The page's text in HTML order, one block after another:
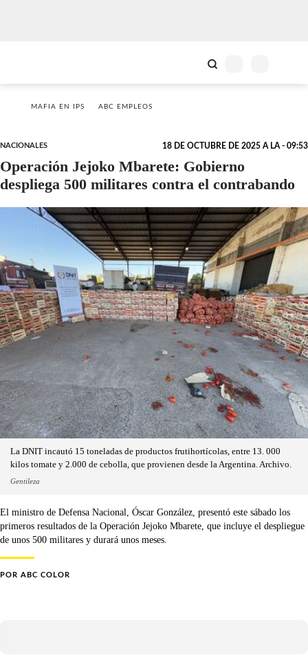
MAFIA EN IPS ABC EMPLEOS
NACIONALES 18 DE OCTUBRE DE 2025 A LA - 09:53
Operación Jejoko Mbarete: Gobierno
despliega 500 militares contra el contrabando
La DNIT incautó 15 toneladas de productos frutihortícolas, entre 13. 000
kilos tomate y 2.000 de cebolla, que provienen desde la Argentina. Archivo.
Gentileza
El ministro de Defensa Nacional, Óscar González, presentó este sábado los
primeros resultados de la Operación Jejoko Mbarete, que incluye el despliegue
de unos 500 militares y durará unos meses.
POR ABC COLOR